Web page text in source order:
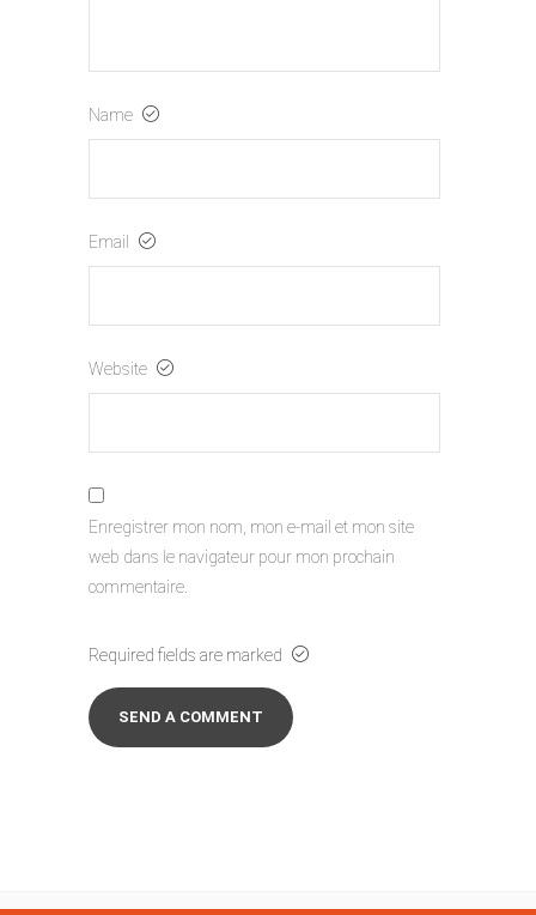
Name
Email
Website
Enregistrer mon nom, mon e-mail et mon site
web dans le navigateur pour mon prochain
commentaire.
Required fields are marked